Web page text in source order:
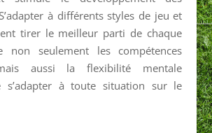
à différents styles de jeu et
tirer le meilleur parti de chaque
non seulement les compétences
aussi la flexibilité mentale
s’adapter à toute situation sur le